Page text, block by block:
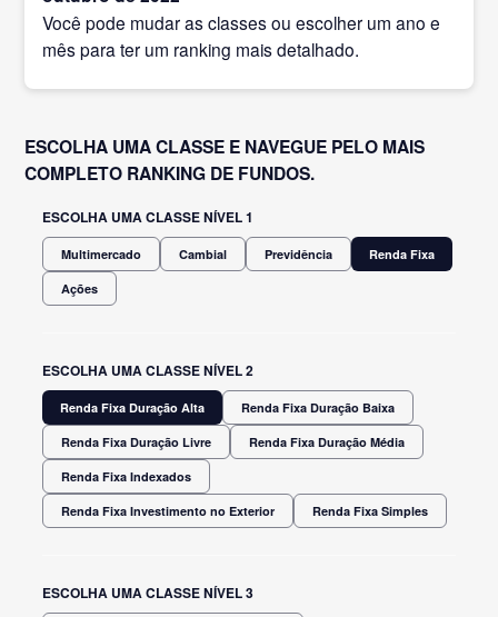
Você pode mudar as classes ou escolher um ano e
mês para ter um ranking mais detalhado.
ESCOLHA UMA CLASSE E NAVEGUE PELO MAIS
COMPLETO RANKING DE FUNDOS.
ESCOLHA UMA CLASSE NÍVEL 1
Multimercado Cambial Previdência Renda Fixa
Ações
ESCOLHA UMA CLASSE NÍVEL 2
Renda Fixa Duração Alta Renda Fixa Duração Baixa
Renda Fixa Duração Livre Renda Fixa Duração Média
Renda Fixa Indexados
Renda Fixa Investimento no Exterior Renda Fixa Simples
ESCOLHA UMA CLASSE NÍVEL 3